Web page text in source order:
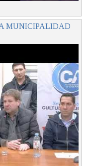
MUNICIPALIDAD